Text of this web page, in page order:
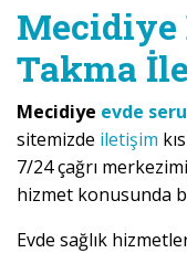
Mecidiye
Takma
Mecidiye evde
sitemizde iletişim
7/24 çağrı
hizmet konusunda
Evde sağlık